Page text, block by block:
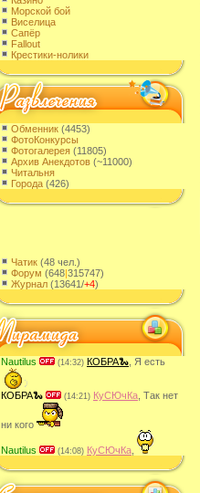
Морской бой
Виселица
Сапёр
Fallout
Крестики-нолики
Обменник (4453)
ФотоКонкурсы
Фотогалерея (11805)
Архив Анекдотов (~11000)
Читальня
Города (426)
Чатик (48 чел.)
Форум (648|315747)
Журнал (13641/+4)
Nautilus (14:32) КОБРА🐍 , Я есть
КОБРА🐍 (14:21) КуСЮчКа , Так нет
ни кого
Nautilus (14:08) КуСЮчКа